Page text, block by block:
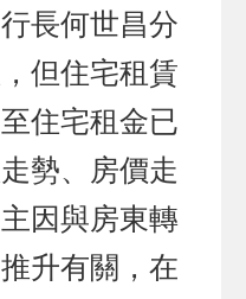
長何世昌分
但住宅租賃
住宅租金已
勢、房價走
因與房東轉
升有關，在